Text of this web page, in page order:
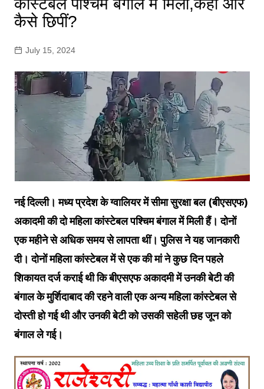
कांस्टेबल पश्चिम बंगाल में मिली,कहां और
कैसे छिपीं?
July 15, 2024
नई दिल्ली। मध्य प्रदेश के ग्वालियर में सीमा सुरक्षा बल (बीएसएफ)
अकादमी की दो महिला कांस्टेबल पश्चिम बंगाल में मिली हैं। दोनों
एक महीने से अधिक समय से लापता थीं। पुलिस ने यह जानकारी
दी। दोनों महिला कांस्टेबल में से एक की मां ने कुछ दिन पहले
शिकायत दर्ज कराई थी कि बीएसएफ अकादमी में उनकी बेटी की
बंगाल के मुर्शिदाबाद की रहने वाली एक अन्य महिला कांस्टेबल से
दोस्ती हो गई थी और उनकी बेटी को उसकी सहेली छह जून को
बंगाल ले गई।